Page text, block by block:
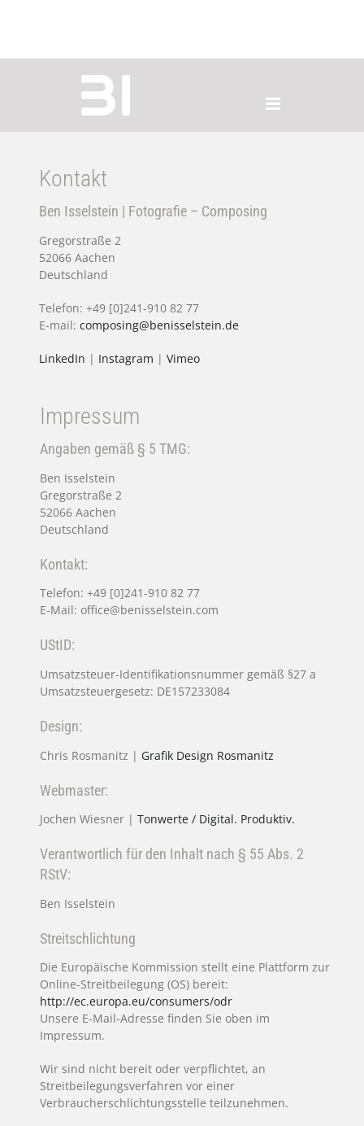
Kontakt
Ben Isselstein | Fotografie – Composing
Gregorstraße 2
52066 Aachen
Deutschland
Telefon: +49 [0]241-910 82 77
E-mail: composing@benisselstein.de
LinkedIn | Instagram | Vimeo
Impressum
Angaben gemäß § 5 TMG:
Ben Isselstein
Gregorstraße 2
52066 Aachen
Deutschland
Kontakt:
Telefon: +49 [0]241-910 82 77
E-Mail: office@benisselstein.com
UStID:
Umsatzsteuer-Identifikationsnummer gemäß §27 a
Umsatzsteuergesetz: DE157233084
Design:
Chris Rosmanitz | Grafik Design Rosmanitz
Webmaster:
Jochen Wiesner | Tonwerte / Digital. Produktiv.
Verantwortlich für den Inhalt nach § 55 Abs. 2
RStV:
Ben Isselstein
Streitschlichtung
Die Europäische Kommission stellt eine Plattform zur
Online-Streitbeilegung (OS) bereit:
http://ec.europa.eu/consumers/odr
Unsere E-Mail-Adresse finden Sie oben im
Impressum.
Wir sind nicht bereit oder verpflichtet, an
Streitbeilegungsverfahren vor einer
Verbraucherschlichtungsstelle teilzunehmen.